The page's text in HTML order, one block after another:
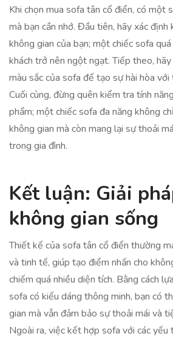
Khi chọn mua sofa tân cổ điển, có một
mà bạn cần nhớ. Đầu tiên, hãy xác
không gian của bạn; một chiếc sofa
khách trở nên ngột ngạt. Tiếp theo,
màu sắc của sofa để tạo sự hài hòa
Cuối cùng, đừng quên kiểm tra tính
phẩm; một chiếc sofa đa năng không
không gian mà còn mang lại sự thoải
trong gia đình.
Kết luận: Giải
không gian sống
Thiết kế của sofa tân cổ điển thường
và tinh tế, giúp tạo điểm nhấn cho
chiếm quá nhiều diện tích. Bằng cách
sofa có kiểu dáng thông minh, bạn có
gian mà vẫn đảm bảo sự thoải mái và
Ngoài ra, việc kết hợp sofa với các yếu